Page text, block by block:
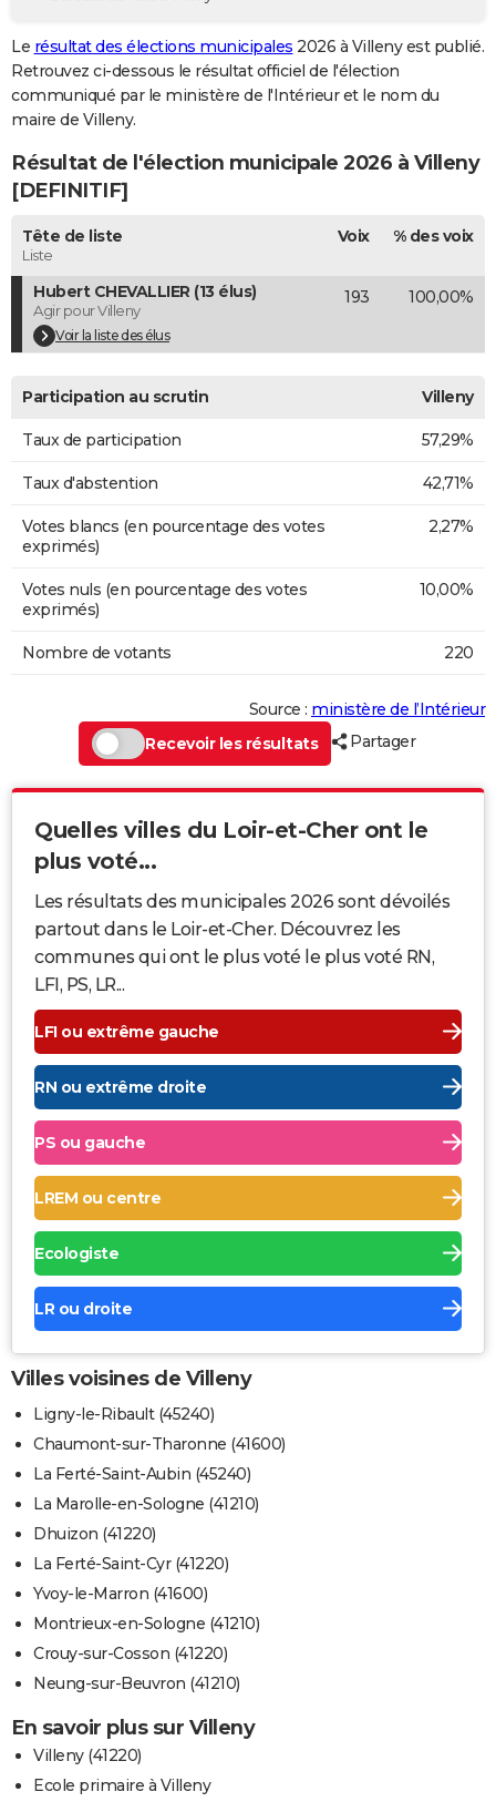
GUIDES D'ACHAT
BONS PLANS
CARTE DE VOEUX
Carte de Noël
Carte Bonne année
Carte Saint-Valentin
Carte Pâques
Carte d'anniversaire
DICTIONNAIRE
Dictionnaire
Biographies
Citations
Expressions
Proverbes
PROGRAMME TV
COPAINS D'AVANT
S'inscrire
Se connecter
Lycées
Collèges
Primaires
Universités
Entreprises
Service militaire
Avis de recherche
AVIS DE DÉCÈS
FORUM
Le résultat des élections municipales 2026 à Villeny est publié.
Retrouvez ci-dessous le résultat officiel de l'élection
communiqué par le ministère de l'Intérieur et le nom du
maire de Villeny.
Résultat de l'élection municipale 2026 à Villeny
[DEFINITIF]
Tête de liste
Liste
Voix % des voix
Hubert CHEVALLIER (13 élus)
Agir pour Villeny
Voir la liste des élus
193 100,00%
Participation au scrutin Villeny
Taux de participation 57,29%
Taux d'abstention 42,71%
Votes blancs (en pourcentage des votes
exprimés)
2,27%
Votes nuls (en pourcentage des votes
exprimés)
10,00%
Nombre de votants 220
Source : ministère de l’Intérieur
Recevoir les résultats
Partager
Quelles villes du Loir-et-Cher ont le
plus voté...
Les résultats des municipales 2026 sont dévoilés
partout dans le Loir-et-Cher. Découvrez les
communes qui ont le plus voté le plus voté RN,
LFI, PS, LR...
LFI ou extrême gauche
RN ou extrême droite
PS ou gauche
LREM ou centre
Ecologiste
LR ou droite
Villes voisines de Villeny
Ligny-le-Ribault (45240)
Chaumont-sur-Tharonne (41600)
La Ferté-Saint-Aubin (45240)
La Marolle-en-Sologne (41210)
Dhuizon (41220)
La Ferté-Saint-Cyr (41220)
Yvoy-le-Marron (41600)
Montrieux-en-Sologne (41210)
Crouy-sur-Cosson (41220)
Neung-sur-Beuvron (41210)
En savoir plus sur Villeny
Villeny (41220)
Ecole primaire à Villeny